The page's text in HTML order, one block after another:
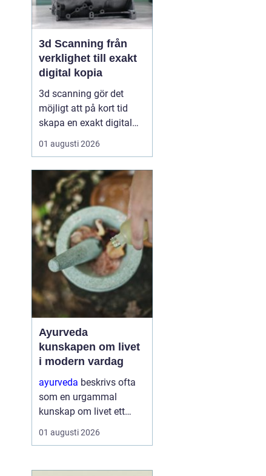
3d Scanning från
verklighet till exakt
digital kopia
3d scanning gör det
möjligt att på kort tid
skapa en exakt digital
kopia av nästan vad
som helst: en liten detalj,
eller en hel fabrik.
Tekniken används i dag
inom industri, bygg,
fastigheter, kulturarv och
infrastruktur för at...
01 augusti 2026
Ayurveda
kunskapen om livet
i modern vardag
ayurveda beskrivs ofta
som en urgammal
kunskap om livet ett
praktiskt system för
hälsa som förenar kropp,
stället för att enbart
01 augusti 2026